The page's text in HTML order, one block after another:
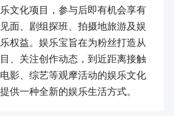
文化项目，参与后即有机会享有
面、剧组探班、拍摄地旅游及娱
权益。娱乐宝旨在为粉丝打造从
、关注创作动态，到近距离接触
影、综艺等观摩活动的娱乐文化
供一种全新的娱乐生活方式。